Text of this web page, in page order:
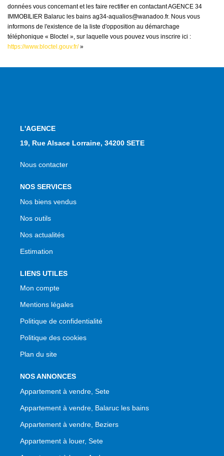
données vous concernant et les faire rectifier en contactant AGENCE 34
IMMOBILIER Balaruc les bains ag34-aqualios@wanadoo.fr. Nous vous
informons de l'existence de la liste d'opposition au démarchage
téléphonique « Bloctel », sur laquelle vous pouvez vous inscrire ici :
https://www.bloctel.gouv.fr/»
L'AGENCE
19, Rue Alsace Lorraine, 34200 SETE
Nous contacter
NOS SERVICES
Nos biens vendus
Nos outils
Nos actualités
Estimation
LIENS UTILES
Mon compte
Mentions légales
Politique de confidentialité
Politique des cookies
Plan du site
NOS ANNONCES
Appartement à vendre, Sete
Appartement à vendre, Balaruc les bains
Appartement à vendre, Beziers
Appartement à louer, Sete